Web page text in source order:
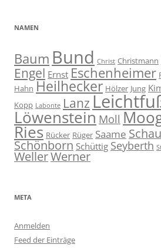
NAMEN
Baum Bund Christ Christmann
Engel Ernst Eschenheimer
Hahn Heilhecker Hölzer Jung
Kopp Labonte Lanz
Löwenstein Moll
Ries Rücker Rüger Saame
Schönborn Schüttig Seyberth
WellerWerner
META
Anmelden
Feed der Einträge